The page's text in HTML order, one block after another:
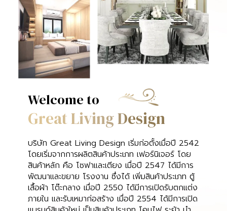
Welcome to
Great Living Design
บริษัท Great Living Design เริ่มก่อตั้งเมื่อปี 2542
โดยเริ่มจากการผลิตสินค้าประเภท เฟอร์นิเจอร์ โดย
สินค้าหลัก คือ โซฟาและเตียง เมื่อปี 2547 ได้มีการ
พัฒนาและขยาย โรงงาน ซึ่งได้ เพิ่มสินค้าประเภท ตู้
เสื้อผ้า โต๊ะกลาง เมื่อปี 2550 ได้มีการเปิดรับตกแต่ง
ภายใน และรับเหมาก่อสร้าง เมื่อปี 2554 ได้มีการเปิด